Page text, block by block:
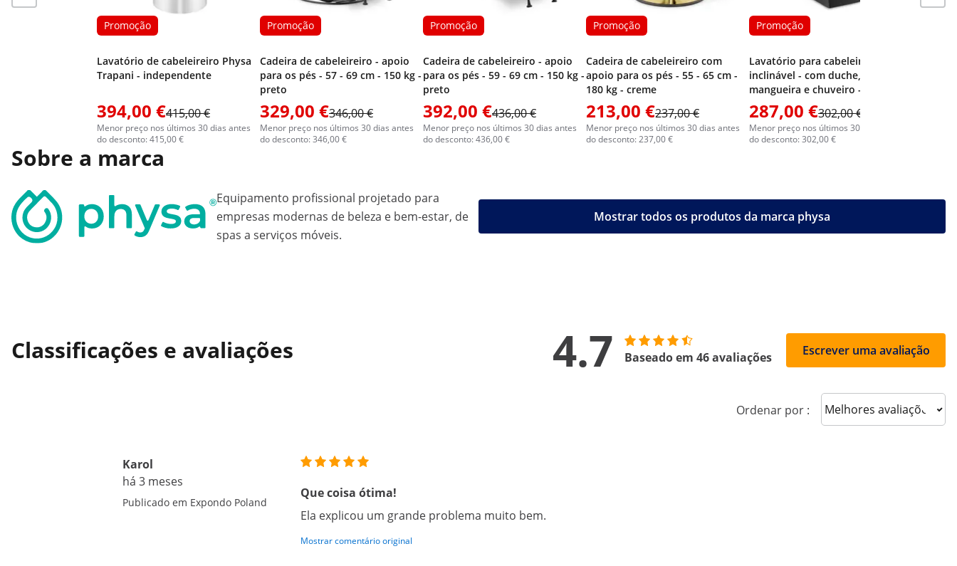
Promoção
Lavatório de cabeleireiro Physa
Trapani - independente
394,00 €415,00 €
Menor preço nos últimos 30 dias antes
do desconto: 415,00 €
Promoção
Cadeira de cabeleireiro - apoio
para os pés - 57 - 69 cm - 150 kg -
preto
329,00 €346,00 €
Menor preço nos últimos 30 dias antes
do desconto: 346,00 €
Promoção
Cadeira de cabeleireiro - apoio
para os pés - 59 - 69 cm - 150 kg -
preto
392,00 €436,00 €
Menor preço nos últimos 30 dias antes
do desconto: 436,00 €
Promoção
Cadeira de cabeleireiro com
apoio para os pés - 55 - 65 cm -
180 kg - creme
213,00 €237,00 €
Menor preço nos últimos 30 dias antes
do desconto: 237,00 €
Promoção
Lavatório para cabeleireiro -
inclinável - com duche,
mangueira e chuveiro - preto
287,00 €302,00 €
Menor preço nos últimos 30 dias antes
do desconto: 302,00 €
Sobre a marca
Equipamento profissional projetado para
empresas modernas de beleza e bem-estar, de
spas a serviços móveis.
Mostrar todos os produtos da marca physa
Classificações e avaliações 4.7 Baseado em 46 avaliações Escrever uma avaliação
Ordenar por : Sort reviews
Karol
há 3 meses
Publicado em Expondo Poland
Que coisa ótima!
Ela explicou um grande problema muito bem.
Mostrar comentário original